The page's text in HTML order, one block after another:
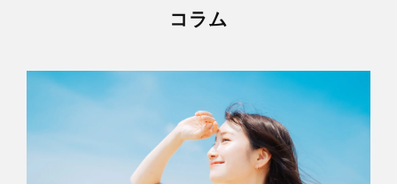
コラム